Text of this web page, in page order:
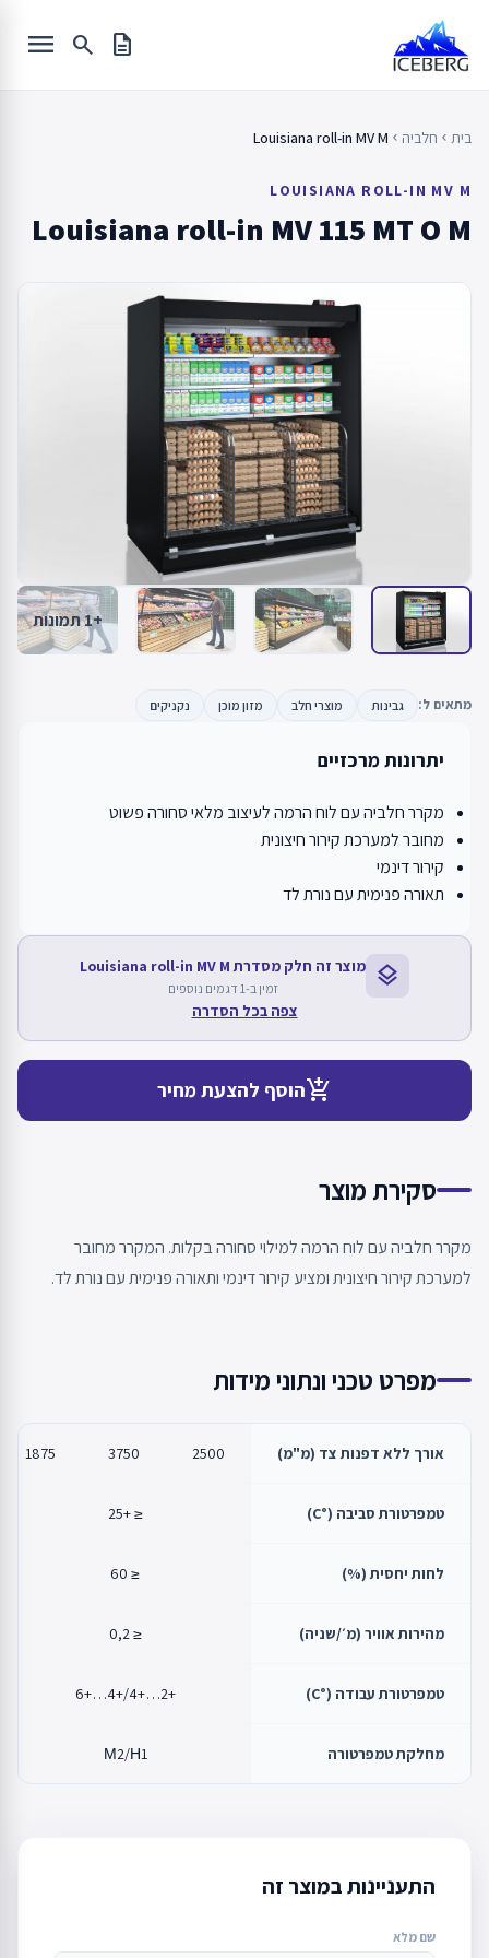
content
description
search
menu
בית chevron_left חלביה chevron_left
Louisiana roll-in MV M
LOUISIANA ROLL-IN MV M
Louisiana roll-in MV 115 MT O M
+1 תמונות
מתאים ל: גבינות מוצרי חלב מזון מוכן נקניקים
יתרונות מרכזיים
מקרר חלביה עם לוח הרמה לעיצוב מלאי סחורה פשוט
מחובר למערכת קירור חיצונית
קירור דינמי
תאורה פנימית עם נורת לד
layers מוצר זה חלק מסדרת Louisiana roll-in MV M
זמין ב-1 דגמים נוספים
צפה בכל הסדרה
add_shopping_cartהוסף להצעת מחיר
סקירת מוצר
מקרר חלביה עם לוח הרמה למילוי סחורה בקלות. המקרר מחובר
למערכת קירור חיצונית ומציע קירור דינמי ותאורה פנימית עם נורת לד.
מפרט טכני ונתוני מידות
אורך ללא דפנות צד (מ"מ) 2500
3750
1875
טמפרטורת סביבה (°C) ≤ +25
לחות יחסית (%) ≤ 60
מהירות אוויר (מ׳/שניה) ≤ 0,2
טמפרטורת עבודה (°C) +2…+4/+4…+6
מחלקת טמפרטורה М2/Н1
התעניינות במוצר זה
שם מלא